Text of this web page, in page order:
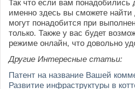
Так что если вам понадобились
именно здесь вы сможете
могут понадобится при
только. Также у вас будет
режиме онлайн, что довольно
Другие Интересные статьи:
Патент на название Вашей
Развитие инфраструктуры в